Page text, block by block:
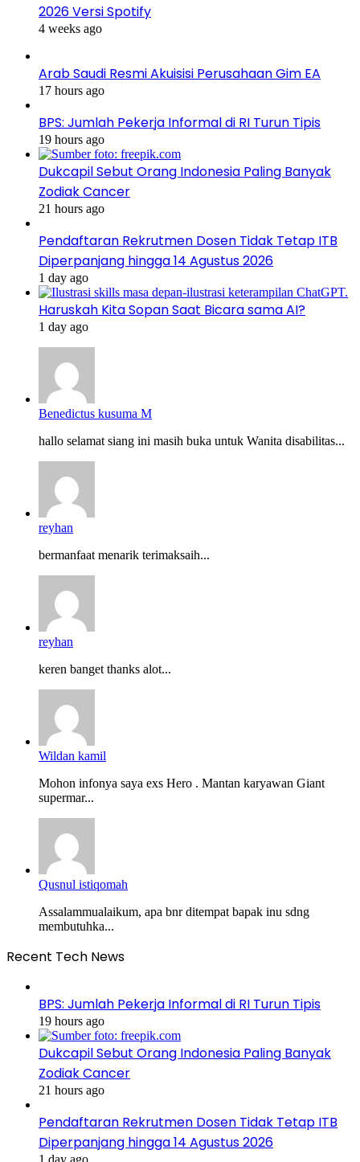
2026 Versi Spotify
4 weeks ago
Arab Saudi Resmi Akuisisi Perusahaan Gim EA
17 hours ago
BPS: Jumlah Pekerja Informal di RI Turun Tipis
19 hours ago
Dukcapil Sebut Orang Indonesia Paling Banyak
Zodiak Cancer
21 hours ago
Pendaftaran Rekrutmen Dosen Tidak Tetap ITB
Diperpanjang hingga 14 Agustus 2026
1 day ago
Haruskah Kita Sopan Saat Bicara sama AI?
1 day ago
Benedictus kusuma M
hallo selamat siang ini masih buka untuk Wanita disabilitas...
reyhan
bermanfaat menarik terimaksaih...
reyhan
keren banget thanks alot...
Wildan kamil
Mohon infonya saya exs Hero . Mantan karyawan Giant
supermar...
Qusnul istiqomah
Assalammualaikum, apa bnr ditempat bapak inu sdng
membutuhka...
Recent Tech News
BPS: Jumlah Pekerja Informal di RI Turun Tipis
19 hours ago
Dukcapil Sebut Orang Indonesia Paling Banyak
Zodiak Cancer
21 hours ago
Pendaftaran Rekrutmen Dosen Tidak Tetap ITB
Diperpanjang hingga 14 Agustus 2026
1 day ago